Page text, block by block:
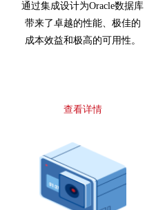
通过集成设计为Oracle数据库
带来了卓越的性能、极佳的
成本效益和极高的可用性。
查看详情